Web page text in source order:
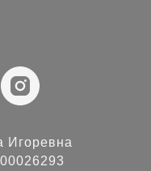
Игоревна